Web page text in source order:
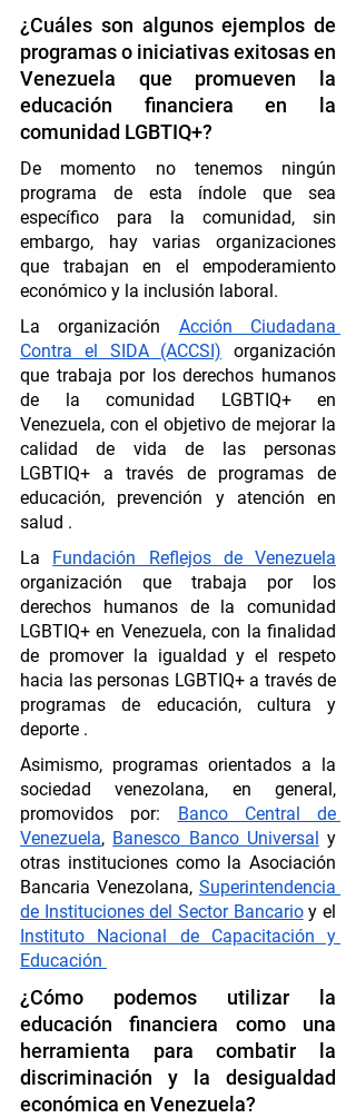
¿Cuáles son algunos ejemplos de
programas o iniciativas exitosas en
Venezuela que promueven la
educación financiera en la
comunidad LGBTIQ+?
De momento no tenemos ningún
programa de esta índole que sea
específico para la comunidad, sin
embargo, hay varias organizaciones
que trabajan en el empoderamiento
económico y la inclusión laboral.
La organización Acción Ciudadana
Contra el SIDA (ACCSI) organización
que trabaja por los derechos humanos
de la comunidad LGBTIQ+ en
Venezuela, con el objetivo de mejorar la
calidad de vida de las personas
LGBTIQ+ a través de programas de
educación, prevención y atención en
salud .
La Fundación Reflejos de Venezuela
organización que trabaja por los
derechos humanos de la comunidad
LGBTIQ+ en Venezuela, con la finalidad
de promover la igualdad y el respeto
hacia las personas LGBTIQ+ a través de
programas de educación, cultura y
deporte .
Asimismo, programas orientados a la
sociedad venezolana, en general,
promovidos por: Banco Central de
Venezuela, Banesco Banco Universal y
otras instituciones como la Asociación
Bancaria Venezolana, Superintendencia
de Instituciones del Sector Bancario
Instituto Nacional de Capacitación y
Educación
¿Cómo podemos utilizar la
educación financiera como una
herramienta para combatir la
discriminación y la desigualdad
económica en Venezuela?